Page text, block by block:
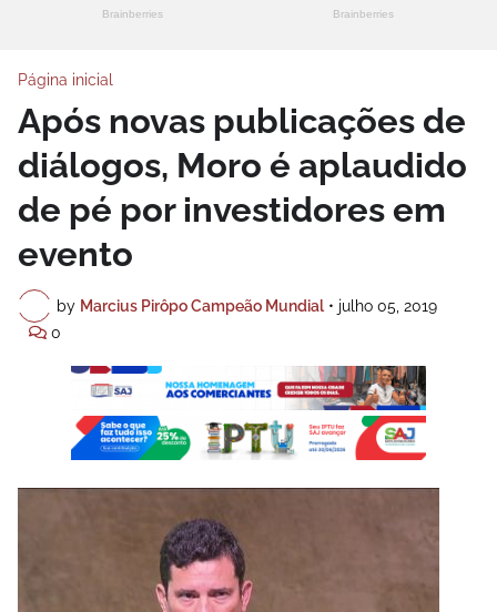
Página inicial
Após novas publicações de
diálogos, Moro é aplaudido
de pé por investidores em
evento
by Marcius Pirôpo Campeão Mundial • julho 05, 2019
0